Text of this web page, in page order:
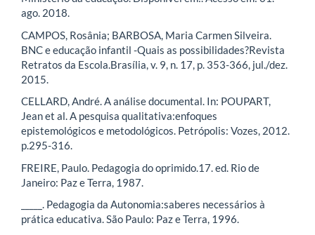
ago. 2018.
CAMPOS, Rosânia; BARBOSA, Maria Carmen Silveira.
BNC e educação infantil -Quais as possibilidades?Revista
Retratos da Escola.Brasília, v. 9, n. 17, p. 353-366, jul./dez.
2015.
CELLARD, André. A análise documental. In: POUPART,
Jean et al. A pesquisa qualitativa:enfoques
epistemológicos e metodológicos. Petrópolis: Vozes, 2012.
p.295-316.
FREIRE, Paulo. Pedagogia do oprimido.17. ed. Rio de
Janeiro: Paz e Terra, 1987.
_____. Pedagogia da Autonomia:saberes necessários à
prática educativa. São Paulo: Paz e Terra, 1996.